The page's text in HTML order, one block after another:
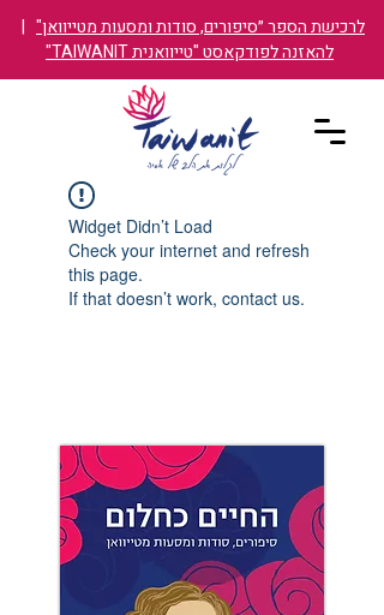
לרכישת הספר ״סיפורים, סודות ומסעות מטייוואן" |
להאזנה לפודקאסט "טייוואנית TAIWANIT"
Widget Didn’t Load
Check your internet and refresh
this page.
If that doesn’t work, contact us.